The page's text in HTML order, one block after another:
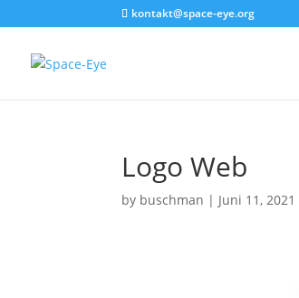
kontakt@space-eye.org
Logo Web
by buschman | Juni 11, 2021